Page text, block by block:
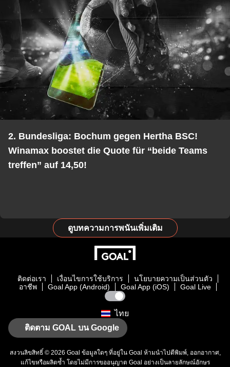
2. Bundesliga: Bochum gegen Hertha BSC!
Winamax boostet die Quote für “beide Teams
treffen” auf 14,50!
ดูบทความการพนันเพิ่มเติม
ติดต่อเรา เงื่อนไขการใช้บริการ
นโยบายความเป็นส่วนตัว
อาชีพ
Goal App (Android) Goal App (iOS) Goal Live
ไทย
ติดตาม GOAL บน Google
สงวนลิขสิทธิ์ © 2026 Goal ข้อมูลใดๆ ที่อยู่ใน Goal ห้ามนำไปตีพิมพ์, ออกอากาศ,
แก้ไขหรือผลิตซ้ำ โดยไม่มีการขออนุญาต Goal อย่างเป็นลายลักษณ์อักษร